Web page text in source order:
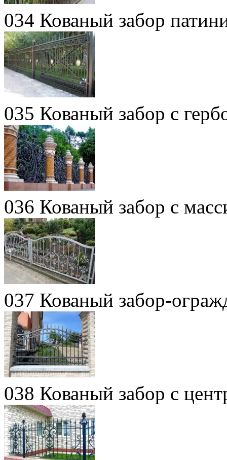
034 Кованый забор
035 Кованый забор с
036 Кованый забор с
037 Кованый забор-
038 Кованый забор с